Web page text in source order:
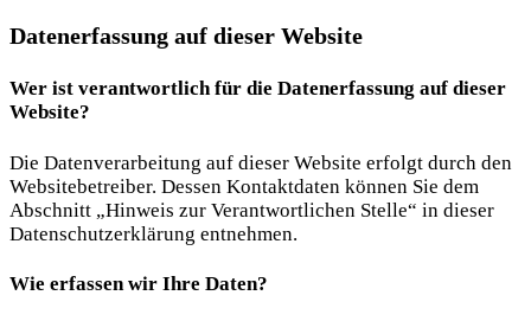
Datenerfassung auf dieser Website
Wer ist verantwortlich für die Datenerfassung auf dieser
Website?
Die Datenverarbeitung auf dieser Website erfolgt durch den
Websitebetreiber. Dessen Kontaktdaten können Sie dem
Abschnitt „Hinweis zur Verantwortlichen Stelle“ in dieser
Datenschutzerklärung entnehmen.
Wie erfassen wir Ihre Daten?